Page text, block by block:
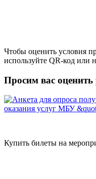
Чтобы оценить условия
используйте QR-код или
Просим вас оценить
Купить билеты на